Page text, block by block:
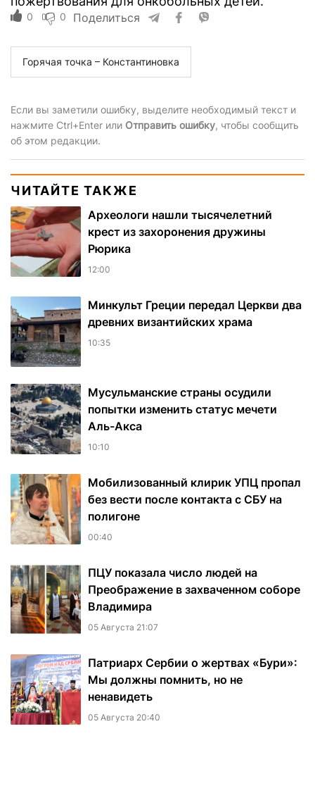
0 0 Поделиться
Горячая точка – Константиновка
Если вы заметили ошибку, выделите необходимый текст и
нажмите Ctrl+Enter или Отправить ошибку, чтобы сообщить
об этом редакции.
ЧИТАЙТЕ ТАКЖЕ
Археологи нашли тысячелетний
крест из захоронения дружины
Рюрика
12:00
Минкульт Греции передал Церкви два
древних византийских храма
10:35
Мусульманские страны осудили
попытки изменить статус мечети
Аль-Акса
10:10
Мобилизованный клирик УПЦ пропал
без вести после контакта с СБУ на
полигоне
00:40
ПЦУ показала число людей на
Преображение в захваченном соборе
Владимира
05 Августа 21:07
Патриарх Сербии о жертвах «Бури»:
Мы должны помнить, но не
ненавидеть
05 Августа 20:40